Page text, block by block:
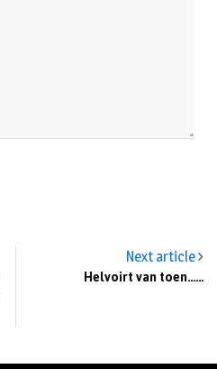
Next article
Helvoirt van toen……